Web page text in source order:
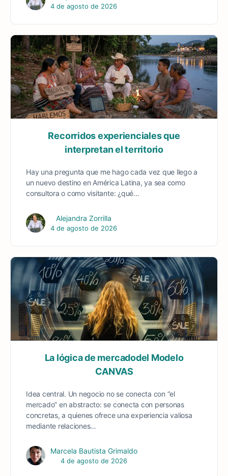
4 de agosto de 2026
Recorridos experienciales que
interpretan el territorio
Hay una pregunta que me hago cada vez que llego a
un nuevo destino en América Latina, ya sea como
consultora o como visitante: ¿qué…
Alejandra Zorrilla
4 de agosto de 2026
La lógica de mercadodel Modelo
CANVAS
Idea central. Un negocio no se conecta con “el
mercado” en abstracto: se conecta con personas
concretas, a quienes ofrece una experiencia valiosa
mediante relaciones…
Marcela Bautista Grimaldo
4 de agosto de 2026